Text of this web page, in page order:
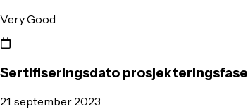
Very Good
Sertifiseringsdato prosjekteringsfase
21. september 2023